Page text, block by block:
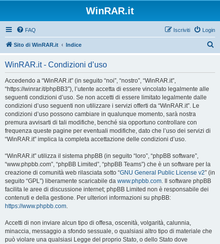
WinRAR.it
FAQ Login
Iscriviti
Sito di WinRAR.it Indice
WinRAR.it - Condizioni d’uso
Accedendo a “WinRAR.it” (in seguito “noi”, “nostro”, “WinRAR.it”,
“https://winrar.it/phpBB3”), l’utente accetta di essere vincolato legalmente alle
seguenti condizioni d’uso. Se non accetti di essere limitato legalmente dalle
condizioni d’uso seguenti non utilizzare i servizi offerti da “WinRAR.it”. Le
condizioni d’uso possono cambiare in qualunque momento, sarà nostra
premura avvisarti di tali modifiche, benché sia opportuno controllare con
frequenza queste pagine per eventuali modifiche, dato che l’uso dei servizi di
“WinRAR.it” implica la completa accettazione delle condizioni d’uso.
“WinRAR.it” utilizza il sistema phpBB (in seguito “loro”, “phpBB software”,
“www.phpbb.com”, “phpBB Limited”, “phpBB Teams”) che è un software per la
creazione di comunità web rilasciata sotto “GNU General Public License v2” (in
seguito “GPL”) liberamente scaricabile da www.phpbb.com. Il software phpBB
facilita le aree di discussione internet; phpBB Limited non è responsabile dei
contenuti e della gestione. Per ulteriori informazioni su phpBB:
https://www.phpbb.com.
Accetti di non inviare alcun tipo di offesa, oscenità, volgarità, calunnia,
minaccia, messaggio a sfondo sessuale, o qualsiasi altro tipo di materiale che
può violare una qualsiasi Legge del proprio Stato, o dello Stato dove